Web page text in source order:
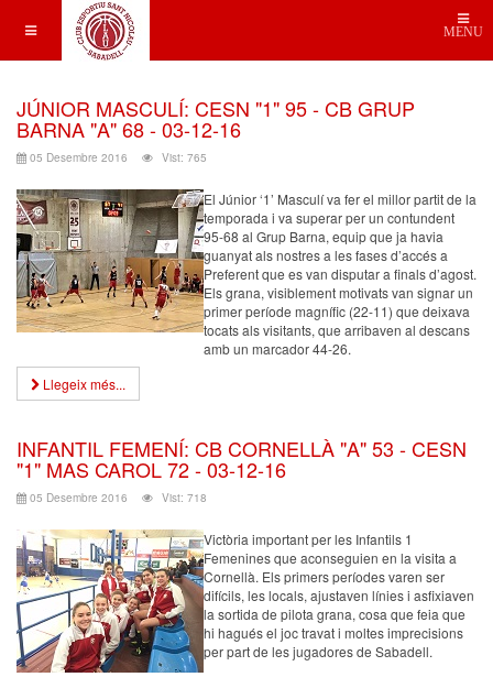
MENU
JÚNIOR MASCULÍ: CESN "1" 95 - CB GRUP
BARNA "A" 68 - 03-12-16
05 Desembre 2016 Vist: 765
El Júnior ‘1’ Masculí va fer el millor partit de la
temporada i va superar per un contundent
95-68 al Grup Barna, equip que ja havia
guanyat als nostres a les fases d’accés a
Preferent que es van disputar a finals d’agost.
Els grana, visiblement motivats van signar un
primer període magnífic (22-11) que deixava
tocats als visitants, que arribaven al descans
amb un marcador 44-26.
Llegeix més...
INFANTIL FEMENÍ: CB CORNELLÀ "A" 53 - CESN
"1" MAS CAROL 72 - 03-12-16
05 Desembre 2016 Vist: 718
Victòria important per les Infantils 1
Femenines que aconseguien en la visita a
Cornellà. Els primers períodes varen ser
difícils, les locals, ajustaven línies i asfixiaven
la sortida de pilota grana, cosa que feia que
hi hagués el joc travat i moltes imprecisions
per part de les jugadores de Sabadell.